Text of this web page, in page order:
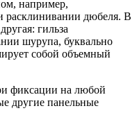
например,
расклинивании дюбеля. В
гильза
шурупа, буквально
собой объемный
фиксации на любой
другие панельные